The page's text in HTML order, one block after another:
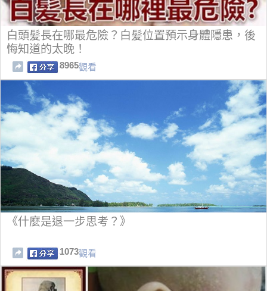
白頭髪長在哪最危險？白髪位置預示身體隱患，後
悔知道的太晚！
8965觀看
《什麼是退一步思考？》
1073觀看